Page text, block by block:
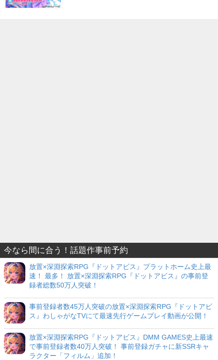
今なら間に合う！話題作事前予約
放置×深淵探索RPG『ドットアビス』プラットホーム史上最
速！ 最多！ 放置×深淵探索RPG『ドットアビス』の事前登
録者総数50万人突破！
事前登録者数45万人突破の放置×深淵探索RPG『ドットアビ
ス』わしゃがなTVにて最速先行ゲームプレイ動画が公開！
放置×深淵探索RPG『ドットアビス』DMM GAMES史上最速
で事前登録者数40万人突破！ 事前登録ガチャに新SSRキャ
ラクター「フィルム」追加！